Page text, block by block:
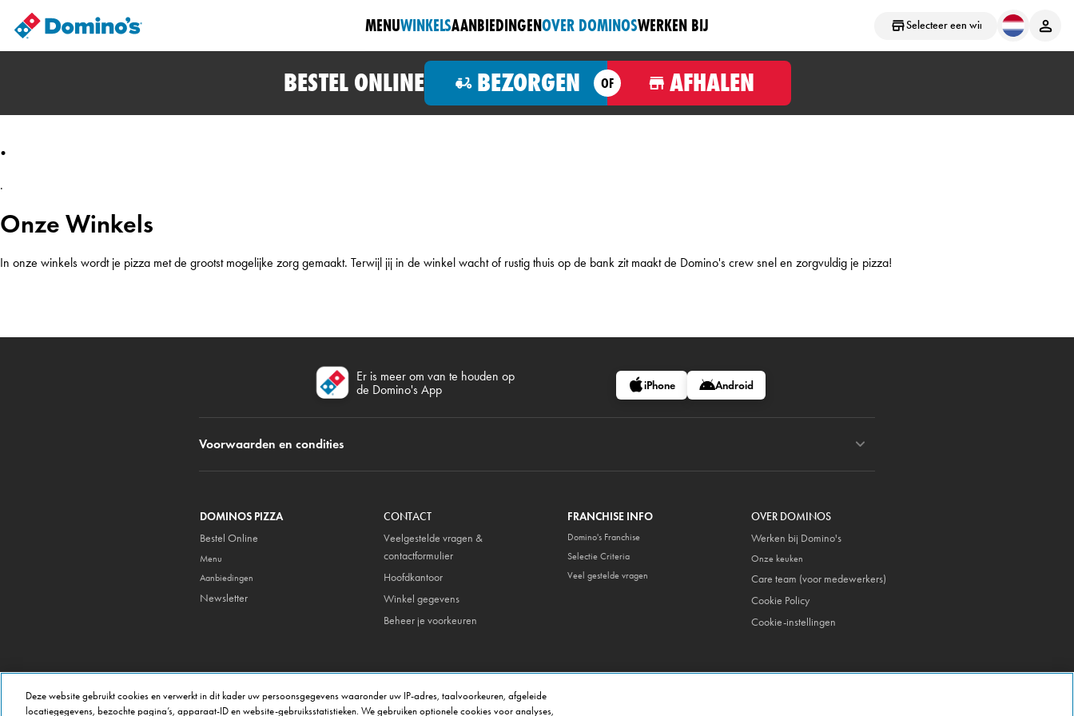
Selecteer een winkel
MENUWINKELSAANBIEDINGENOVER DOMINOSWERKEN BIJ
BESTEL ONLINE BEZORGEN OF AFHALEN
.
.
Onze Winkels
In onze winkels wordt je pizza met de grootst mogelijke zorg gemaakt. Terwijl jij in de winkel wacht of rustig thuis op de bank zit maakt de Domino's crew snel en zorgvuldig je pizza!
Er is meer om van te houden op
de Domino's App
iPhone Android
Voorwaarden en condities
DOMINOS PIZZA
Bestel Online
Menu
Aanbiedingen
Newsletter
CONTACT
Veelgestelde vragen &
contactformulier
Hoofdkantoor
Winkel gegevens
Beheer je voorkeuren
FRANCHISE INFO
Domino's Franchise
Selectie Criteria
Veel gestelde vragen
OVER DOMINOS
Werken bij Domino's
Onze keuken
Care team (voor medewerkers)
Cookie Policy
Cookie-instellingen
Deze website gebruikt cookies en verwerkt in dit kader uw persoonsgegevens waaronder uw IP-adres, taalvoorkeuren, afgeleide
locatiegegevens, bezochte pagina’s, apparaat-ID en website-gebruiksstatistieken. We gebruiken optionele cookies voor analyses,